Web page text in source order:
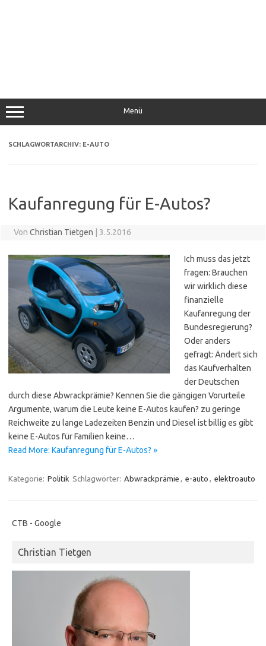
Menü
SCHLAGWORTARCHIV: E-AUTO
Kaufanregung für E-Autos?
Von Christian Tietgen | 3.5.2016
Ich muss das jetzt
fragen: Brauchen
wir wirklich diese
finanzielle
Kaufanregung der
Bundesregierung?
Oder anders
gefragt: Ändert sich
das Kaufverhalten
der Deutschen
durch diese Abwrackprämie? Kennen Sie die gängigen Vorurteile
Argumente, warum die Leute keine E-Autos kaufen? zu geringe
Reichweite zu lange Ladezeiten Benzin und Diesel ist billig es gibt
keine E-Autos für Familien keine…
Read More: Kaufanregung für E-Autos? »
Kategorie: Politik Schlagwörter: Abwrackprämie e-auto elektroauto
CTB - Google
Christian Tietgen